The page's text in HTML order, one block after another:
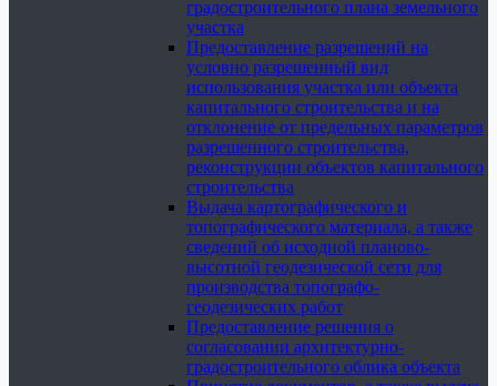
градостроительного плана земельного
участка
Предоставление разрешений на
условно разрешенный вид
использования участка или объекта
капитального строительства и на
отклонение от предельных параметров
разрешенного строительства,
реконструкции объектов капитального
строительства
Выдача картографического и
топографического материала, а также
сведений об исходной планово-
высотной геодезической сети для
производства топографо-
геодезических работ
Предоставление решения о
согласовании архитектурно-
градостроительного облика объекта